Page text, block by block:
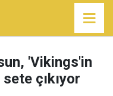
'Vikings'in
çıkıyor